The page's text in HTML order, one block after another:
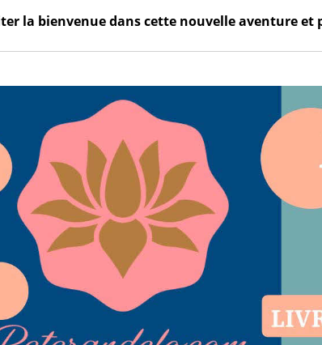
la bienvenue dans cette nouvelle aventure et